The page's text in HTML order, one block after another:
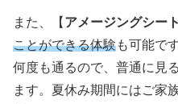
また、【 アメージングシート
ことができる体験も可能で
何度も通るので、普通に見
ます。夏休み期間にはご家